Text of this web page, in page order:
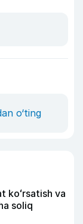
o‘ting
koʻrsatish va
soliq